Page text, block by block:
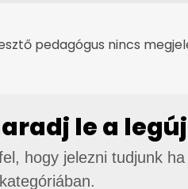
pedagógus nincs
le a
hogy jelezni tudjunk